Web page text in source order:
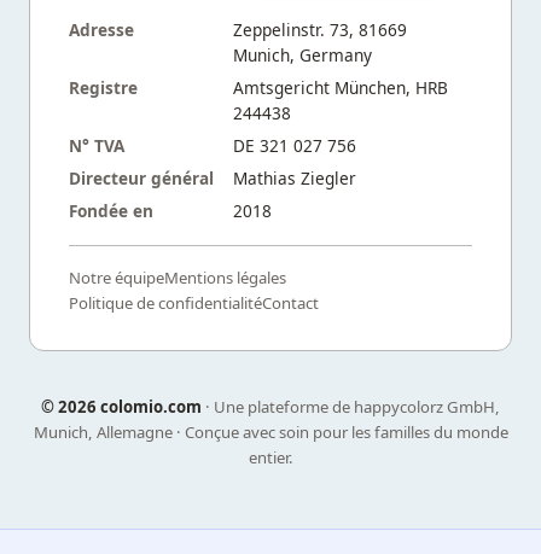
Adresse
Zeppelinstr. 73, 81669
Munich, Germany
Registre
Amtsgericht München, HRB
244438
N° TVA
DE 321 027 756
Directeur général
Mathias Ziegler
Fondée en
2018
Notre équipeMentions légales
Politique de confidentialitéContact
©2026 colomio.com · Une plateforme de happycolorz GmbH,
Munich, Allemagne · Conçue avec soin pour les familles du monde
entier.